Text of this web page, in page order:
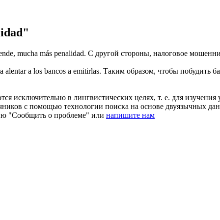
mucha más penalidad. С другой стороны, налоговое
alentar a los bancos a emitirlas. Таким образом, чтобы побудить
исключительно в лингвистических целях, т. е. для
с помощью технологии поиска на основе двуязычных
"Сообщить о проблеме" или напишите нам